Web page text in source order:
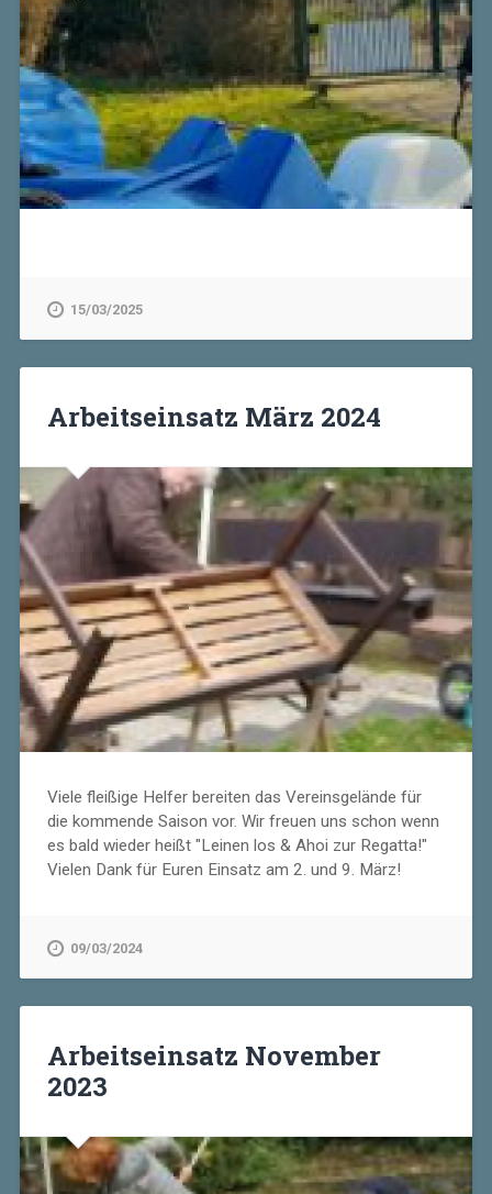
15/03/2025
Arbeitseinsatz März 2024
Viele fleißige Helfer bereiten das Vereinsgelände für
die kommende Saison vor. Wir freuen uns schon wenn
es bald wieder heißt "Leinen los & Ahoi zur Regatta!"
Vielen Dank für Euren Einsatz am 2. und 9. März!
09/03/2024
Arbeitseinsatz November
2023